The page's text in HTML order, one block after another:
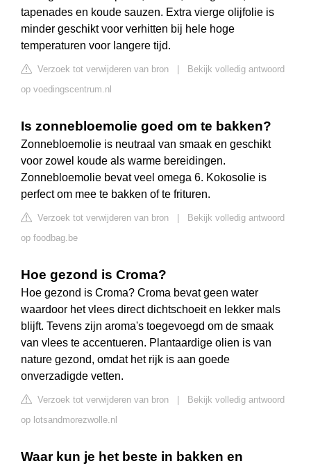
tapenades en koude sauzen. Extra vierge olijfolie is
minder geschikt voor verhitten bij hele hoge
temperaturen voor langere tijd.
Verzoek tot verwijderen van bron
Bekijk volledig antwoord
op voedingscentrum.nl
Is zonnebloemolie goed om te bakken?
Zonnebloemolie is neutraal van smaak en geschikt
voor zowel koude als warme bereidingen.
Zonnebloemolie bevat veel omega 6. Kokosolie is
perfect om mee te bakken of te frituren.
Verzoek tot verwijderen van bron
Bekijk volledig antwoord
op foodbag.be
Hoe gezond is Croma?
Hoe gezond is Croma? Croma bevat geen water
waardoor het vlees direct dichtschoeit en lekker mals
blijft. Tevens zijn aroma's toegevoegd om de smaak
van vlees te accentueren. Plantaardige olien is van
nature gezond, omdat het rijk is aan goede
onverzadigde vetten.
Verzoek tot verwijderen van bron
Bekijk volledig antwoord
op lotsandmorezwolle.nl
Waar kun je het beste in bakken en